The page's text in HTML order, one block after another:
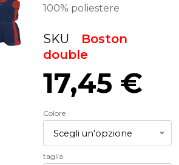
100% poliestere
SKU Boston
double
17,45 €
Colore
taglia